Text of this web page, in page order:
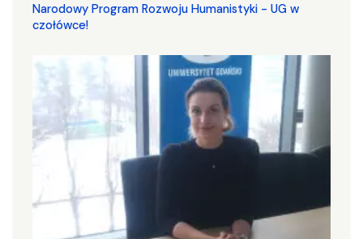
Narodowy Program Rozwoju Humanistyki - UG w
czołówce!